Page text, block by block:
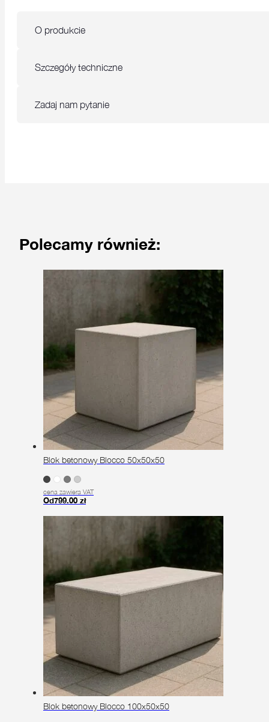
O produkcie
Szczegóły techniczne
Zadaj nam pytanie
Polecamy również:
Blok betonowy Blocco 50x50x50
cena zawiera VAT
Od799.00 zł
produkt
wariantów.
Opcje
można
wybrać
na
produktu
Blok betonowy Blocco 100x50x50